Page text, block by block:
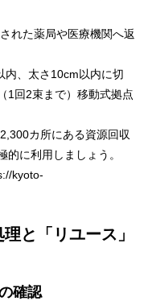
れた薬局や医療機関へ返
内、太さ10cm以内に切
1回2束まで）移動式拠点
カ所にある資源回収
に利用しましょう。
kyoto-
と「リユース」
確認